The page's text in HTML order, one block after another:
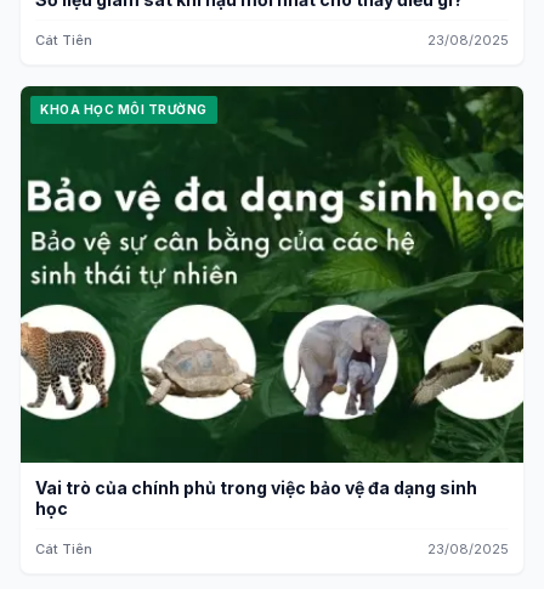
Cát Tiên 23/08/2025
KHOA HỌC MÔI TRƯỜNG
Vai trò của chính phủ trong việc bảo vệ đa dạng sinh
học
Cát Tiên 23/08/2025